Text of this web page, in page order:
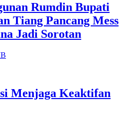
Rumdin Bupati
Tiang Pancang Mess
Jadi Sorotan
Menjaga Keaktifan